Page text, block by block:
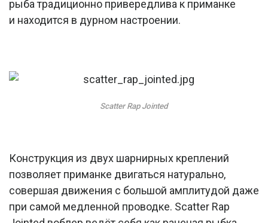
рыба традиционно привередлива к приманке
и находится в дурном настроении.
Scatter Rap Jointed
Конструкция из двух шарнирных креплений
позволяет приманке двигаться натурально,
совершая движения с большой амплитудой даже
при самой медленной проводке. Scatter Rap